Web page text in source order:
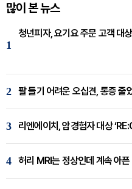
많이 본 뉴스
1
청년피자, 요기요 주문 고객 대
2
3 리엔에이치, 암경험자 대상
4 허리 MRI는 정상인데 계속 아